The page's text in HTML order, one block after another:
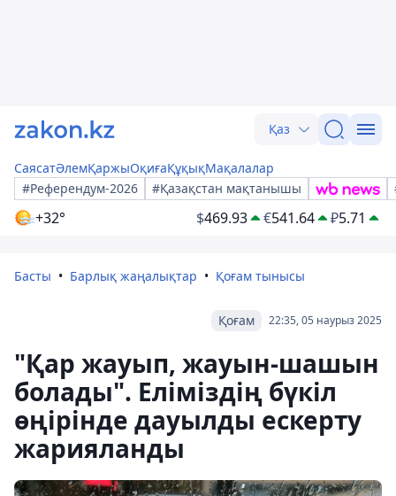
Қаз
СаясатӘлемҚаржыОқиғаҚұқықМақалалар
#Референдум-2026
#Қазақстан мақтанышы
+32° $469.93 €541.64 ₽5.71
Басты Барлық жаңалықтар Қоғам тынысы
22:35, 05 наурыз 2025
Қоғам
"Қар жауып, жауын-шашын
болады". Еліміздің бүкіл
өңірінде дауылды ескерту
жарияланды